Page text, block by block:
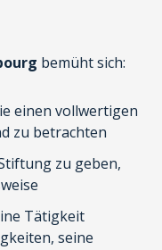
bemüht sich:
einen vollwertigen
zu betrachten
zu geben,
Tätigkeit
seine